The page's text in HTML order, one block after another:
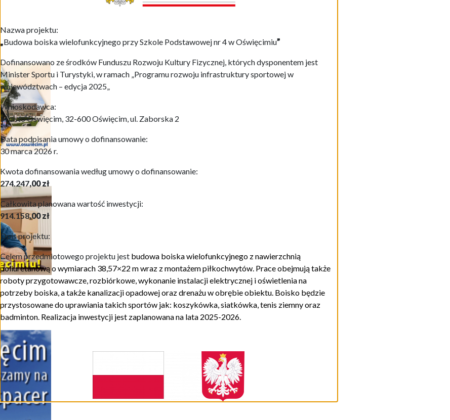
Nazwa projektu:
„Budowa boiska wielofunkcyjnego przy Szkole Podstawowej nr 4 wOświęcimiu”
Dofinansowano ze środków Funduszu Rozwoju Kultury Fizycznej, których dysponentem jest
Minister Sportu i Turystyki,w ramach „Programurozwoju infrastruktury sportowej w
województwach – edycja 2025„
Wnioskodawca:
Miasto Oświęcim, 32-600 Oświęcim, ul. Zaborska 2
Data podpisania umowy o dofinansowanie:
30 marca 2026 r.
Kwota dofinansowania według umowy o dofinansowanie:
274.247,00zł
Całkowita planowana wartość inwestycji:
914.158,00zł
Opis projektu:
Celem przedmiotowego projektu jestbudowaboiska wielofunkcyjnego z nawierzchnią
poliuretanową o wymiarach 38,57×22 m wraz z montażem piłkochwytów. Prace obejmują także
roboty przygotowawcze, rozbiórkowe, wykonanie instalacji elektrycznej i oświetlenia na
potrzeby boiska,a takżekanalizacji opadowej oraz drenażu w obrębie obiektu. Boiskobędzie
przystosowanedo uprawiania takich sportów jak: koszykówka, siatkówka, tenis ziemnyoraz
badminton. Realizacja inwestycji jest zaplanowana na lata 2025-2026.